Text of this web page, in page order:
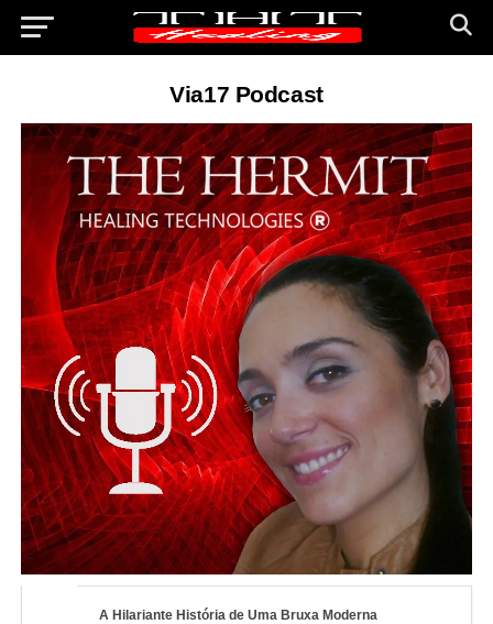
Via17 Podcast
A Hilariante História de Uma Bruxa Moderna